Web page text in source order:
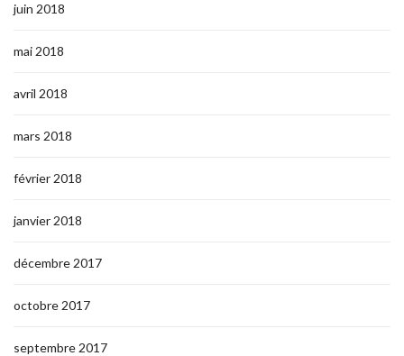
juin 2018
mai 2018
avril 2018
mars 2018
février 2018
janvier 2018
décembre 2017
octobre 2017
septembre 2017